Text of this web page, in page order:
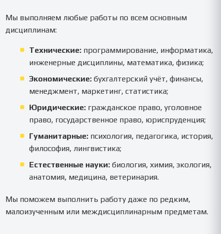
Мы выполняем любые работы по всем основным
дисциплинам:
Технические: программирование, информатика,
инженерные дисциплины, математика, физика;
Экономические: бухгалтерский учёт, финансы,
менеджмент, маркетинг, статистика;
Юридические: гражданское право, уголовное
право, государственное право, юриспруденция;
Гуманитарные: психология, педагогика, история,
философия, лингвистика;
Естественные науки: биология, химия, экология,
анатомия, медицина, ветеринария.
Мы поможем выполнить работу даже по редким,
малоизученным или междисциплинарным предметам.